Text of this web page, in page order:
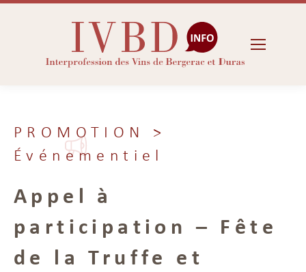
PROMOTION
>
Événementiel
Appel à
participation – Fête
de la Truffe et